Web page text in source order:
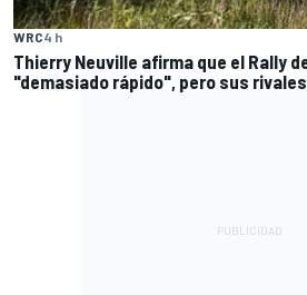
WRC4 h
Thierry Neuville afirma que el Rally
"demasiado rápido", pero sus